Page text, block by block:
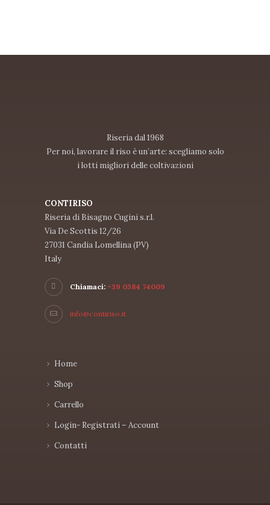
Riseria dal 1968
Per noi, lavorare il riso è un’arte: scegliamo solo
i lotti migliori delle coltivazioni
CONTIRISO
Riseria di Bisagno Cugini s.r.l.
Via De Scottis 12/26
27031 Candia Lomellina (PV)
Italy
Chiamaci: +39 0384 74009
info@contiriso.it
Home
Shop
Carrello
Login- Registrati – Account
Contatti